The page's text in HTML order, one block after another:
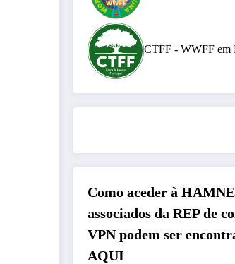
CTFF - WWFF em
Como aceder à
associados da REP de
VPN podem ser
AQUI